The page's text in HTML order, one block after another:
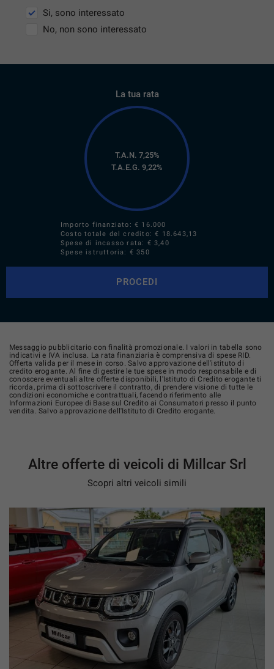
Si, sono interessato
No, non sono interessato
La tua rata
T.A.N. 7,25%
T.A.E.G. 9,22%
Importo finanziato: € 16.000
Costo totale del credito: € 18.643,13
Spese di incasso rata: € 3,40
Spese istruttoria: € 350
PROCEDI
Messaggio pubblicitario con finalità promozionale. I valori in tabella sono
indicativi e IVA inclusa. La rata finanziaria è comprensiva di spese RID.
Offerta valida per il mese in corso. Salvo approvazione dell'istituto di
credito erogante. Al fine di gestire le tue spese in modo responsabile e di
conoscere eventuali altre offerte disponibili, l'Istituto di Credito erogante ti
ricorda, prima di sottoscrivere il contratto, di prendere visione di tutte le
condizioni economiche e contrattuali, facendo riferimento alle
Informazioni Europee di Base sul Credito ai Consumatori presso il punto
vendita. Salvo approvazione dell'Istituto di Credito erogante.
Altre offerte di veicoli di Millcar Srl
Scopri altri veicoli simili